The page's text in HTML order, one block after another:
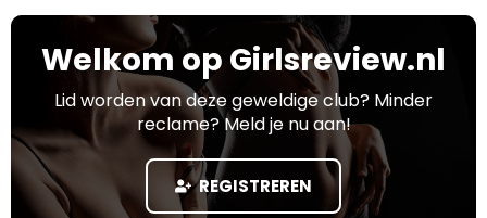
t
e
r
(
r
e
n
d
p
s
a
t
d
a
t
u
m
Welkom op Girlsreview.nl
Lid worden van deze geweldige club? Minder
reclame? Meld je nu aan!
REGISTREREN